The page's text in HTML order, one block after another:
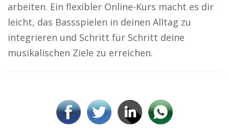
arbeiten. Ein flexibler Online-Kurs macht es dir
leicht, das Bassspielen in deinen Alltag zu
integrieren und Schritt für Schritt deine
musikalischen Ziele zu erreichen.